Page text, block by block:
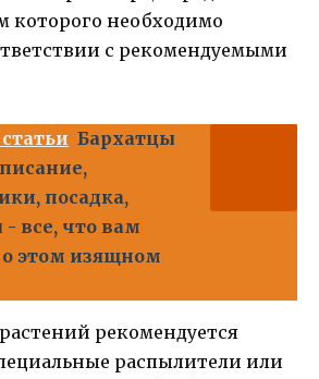
которого необходимо
с рекомендуемыми
Бархатцы
посадка,
все, что вам
этом изящном
рекомендуется
распылители или